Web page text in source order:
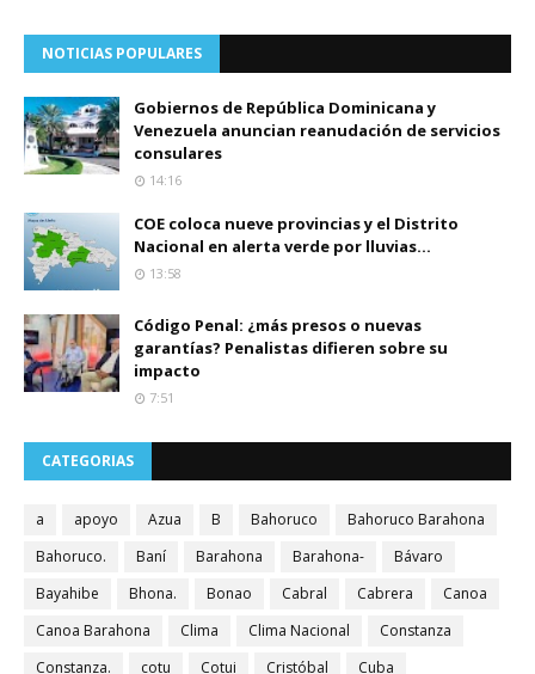
NOTICIAS POPULARES
Gobiernos de República Dominicana y
Venezuela anuncian reanudación de servicios
consulares
14:16
COE coloca nueve provincias y el Distrito
Nacional en alerta verde por lluvias...
13:58
Código Penal: ¿más presos o nuevas
garantías? Penalistas difieren sobre su
impacto
7:51
CATEGORIAS
a apoyo Azua B Bahoruco
Bahoruco Barahona
Bahoruco.
Baní Barahona Barahona-
Bávaro
Bayahibe
Bhona. Bonao Cabral Cabrera
Canoa
Canoa Barahona
Clima Clima Nacional
Constanza
Constanza.
cotu Cotui Cristóbal Cuba